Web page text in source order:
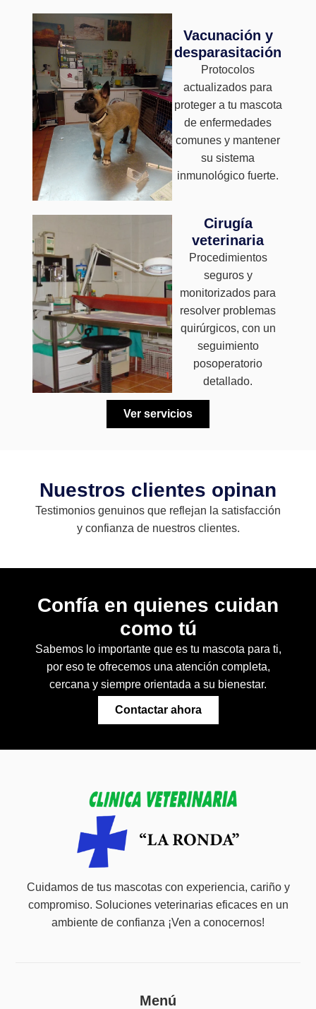
Vacunación y
desparasitación
Protocolos
actualizados para
proteger a tu mascota
de enfermedades
comunes y mantener
su sistema
inmunológico fuerte.
Cirugía
veterinaria
Procedimientos
seguros y
monitorizados para
resolver problemas
quirúrgicos, con un
seguimiento
posoperatorio
detallado.
Ver servicios
Nuestros clientes opinan
Testimonios genuinos que reflejan la satisfacción
y confianza de nuestros clientes.
Confía en quienes cuidan
como tú
Sabemos lo importante que es tu mascota para ti,
por eso te ofrecemos una atención completa,
cercana y siempre orientada a su bienestar.
Contactar ahora
Cuidamos de tus mascotas con experiencia, cariño y
compromiso. Soluciones veterinarias eficaces en un
ambiente de confianza ¡Ven a conocernos!
Menú